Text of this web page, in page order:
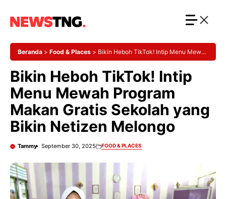
Beranda > Food & Places > Bikin Heboh TikTok! Intip Menu Mewah
Bikin Heboh TikTok! Intip
Menu Mewah Program
Makan Gratis Sekolah yang
Bikin Netizen Melongo
Tammy September 30, 2025 FOOD & PLACES